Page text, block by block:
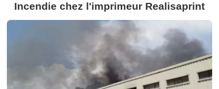
Impression Numérique Finition &
Histoire de l'imprimerie
Interview &
Incendie chez l'imprimeur Realisaprint